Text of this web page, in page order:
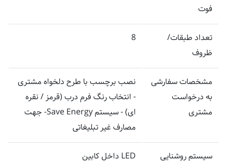
فوت
تعداد طبقات/
ظروف
8
مشخصات سفارشی
به درخواست
مشتری
نصب برچسب با طرح دلخواه مشتری
- انتخاب رنگ فرم درب (قرمز / نقره
ای) - سیستم Save Energy- جهت
مصارف غیر تبلیغاتی
سیستم روشنایی LED داخل کابین